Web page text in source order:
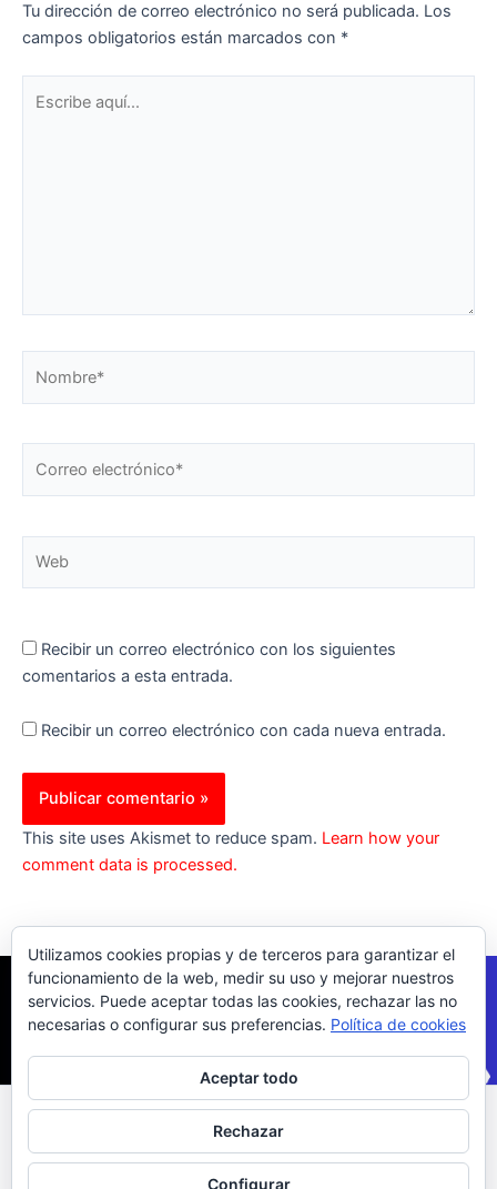
Tu dirección de correo electrónico no será publicada. Los
campos obligatorios están marcados con *
aquí...
electrónico*
Recibir un correo electrónico con los siguientes
comentarios a esta entrada.
Recibir un correo electrónico con cada nueva entrada.
This site uses Akismet to reduce spam. Learn how your
comment data is processed.
Política Cookies| Política Privacidad
© 2023 |ComoTocarViolin.Com
Utilizamos cookies propias y de terceros para garantizar el
funcionamiento de la web, medir su uso y mejorar nuestros
servicios. Puede aceptar todas las cookies, rechazar las no
necesarias o configurar sus preferencias. Política de cookies
Aceptar todo
Rechazar
Configurar